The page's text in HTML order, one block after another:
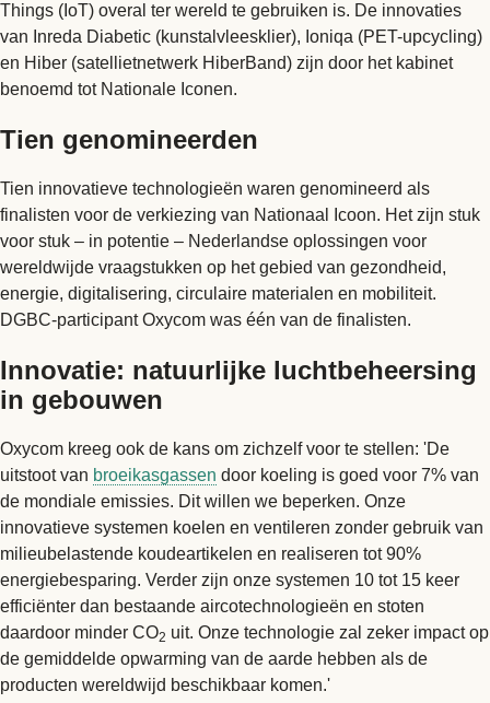
Things (IoT) overal ter wereld te gebruiken is. De innovaties
van Inreda Diabetic (kunstalvleesklier), Ioniqa (PET-upcycling)
en Hiber (satellietnetwerk HiberBand) zijn door het kabinet
benoemd tot Nationale Iconen.
Tien genomineerden
Tien innovatieve technologieën waren genomineerd als
finalisten voor de verkiezing van Nationaal Icoon. Het zijn stuk
voor stuk – in potentie – Nederlandse oplossingen voor
wereldwijde vraagstukken op het gebied van gezondheid,
energie, digitalisering, circulaire materialen en mobiliteit.
DGBC-participant Oxycom was één van de finalisten.
Innovatie: natuurlijke luchtbeheersing
in gebouwen
Oxycom kreeg ook de kans om zichzelf voor te stellen: 'De
uitstoot van broeikasgassen door koeling is goed voor 7% van
de mondiale emissies. Dit willen we beperken. Onze
innovatieve systemen koelen en ventileren zonder gebruik van
milieubelastende koudeartikelen en realiseren tot 90%
energiebesparing. Verder zijn onze systemen 10 tot 15 keer
efficiënter dan bestaande aircotechnologieën en stoten
daardoor minder CO2 uit. Onze technologie zal zeker impact op
de gemiddelde opwarming van de aarde hebben als de
producten wereldwijd beschikbaar komen.'